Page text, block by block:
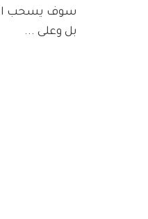
سوف يسحب
بل وعلى ...